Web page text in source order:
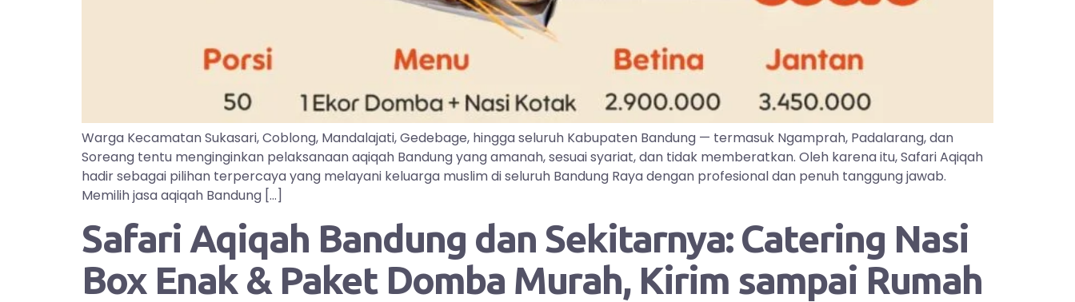
Warga Kecamatan Sukasari, Coblong, Mandalajati, Gedebage, hingga seluruh Kabupaten Bandung — termasuk Ngamprah, Padalarang, dan
Soreang tentu menginginkan pelaksanaan aqiqah Bandung yang amanah, sesuai syariat, dan tidak memberatkan. Oleh karena itu, Safari Aqiqah
hadir sebagai pilihan terpercaya yang melayani keluarga muslim di seluruh Bandung Raya dengan profesional dan penuh tanggung jawab.
Memilih jasa aqiqah Bandung […]
Safari Aqiqah Bandung dan Sekitarnya: Catering Nasi
Box Enak & Paket Domba Murah, Kirim sampai Rumah